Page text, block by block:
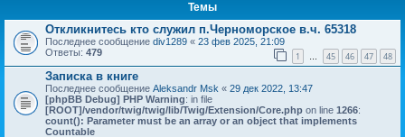
Темы
Откликнитесь кто служил п.Черноморское в.ч. 65318
Последнее сообщение div1289 « 23 фев 2025, 21:09
Ответы: 479 1 … 45 46 47 48
Записка в книге
Последнее сообщение Aleksandr Msk « 29 дек 2022, 13:47
[phpBB Debug] PHP Warning: in file
[ROOT]/vendor/twig/twig/lib/Twig/Extension/Core.php on line 1266:
count(): Parameter must be an array or an object that implements
Countable